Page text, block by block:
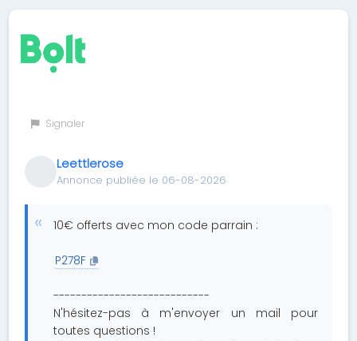
Signaler
Leettlerose
Annonce publiée le 06-08-2026
10€ offerts avec mon code parrain :
P278F
----------------------------
N'hésitez-pas à m'envoyer un mail pour
toutes questions !